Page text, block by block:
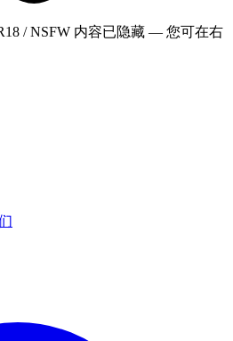
/ NSFW 内容已隐藏 — 您可在右